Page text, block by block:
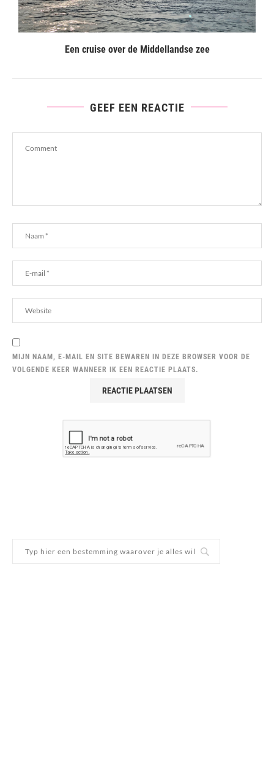
Een cruise over de Middellandse zee
GEEF EEN REACTIE
MIJN NAAM, E-MAIL EN SITE BEWAREN IN DEZE BROWSER VOOR DE
VOLGENDE KEER WANNEER IK EEN REACTIE PLAATS.